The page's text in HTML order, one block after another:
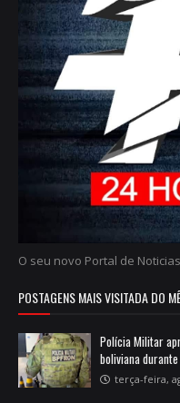
O seu novo Portal de
POSTAGENS MAIS VISITADA DO
Polícia Militar
boliviana
terça-feira,